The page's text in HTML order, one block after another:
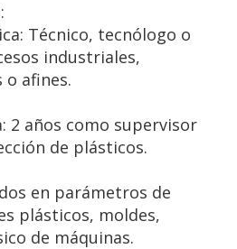
Técnico, tecnólogo o
industriales,
o afines.
2 años como supervisor
de plásticos.
en parámetros de
plásticos, moldes,
de máquinas.